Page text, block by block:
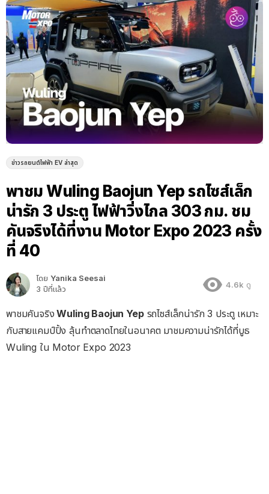
ข่าวรถยนต์ไฟฟ้า EV ล่าสุด
พาชม Wuling Baojun Yep รถไซส์เล็ก
น่ารัก 3 ประตู ไฟฟ้าวิ่งไกล 303 กม. ชม
คันจริงได้ที่งาน Motor Expo 2023 ครั้ง
ที่ 40
โดย Yanika Seesai
3 ปีที่แล้ว
4.6k ดู
พาชมคันจริง Wuling Baojun Yepรถไซส์เล็กน่ารัก 3 ประตู เหมาะ
กับสายแคมป์ปิ้ง ลุ้นทำตลาดไทยในอนาคต มาชมความน่ารักได้ที่บูธ
Wuling ใน Motor Expo 2023